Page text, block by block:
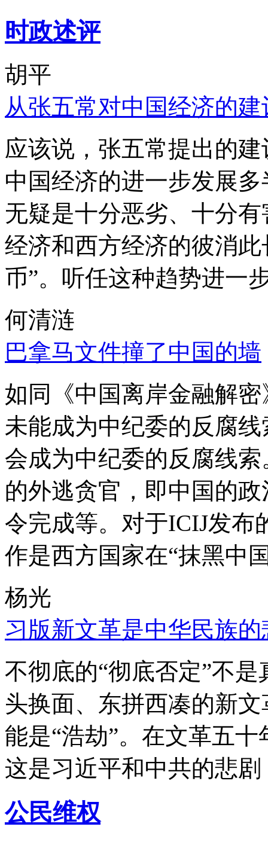
时政述评
胡平
从张五常对中国经济的
应该说，张五常提出的
中国经济的进一步发展
无疑是十分恶劣、十分
经济和西方经济的彼消
币”。听任这种趋势进一
何清涟
巴拿马文件撞了中国的墙
如同《中国离岸金融解
未能成为中纪委的反腐
会成为中纪委的反腐线
的外逃贪官，即中国的
令完成等。对于ICIJ发布
作是西方国家在“抹黑中
杨光
习版新文革是中华民族的
不彻底的“彻底否定”不
头换面、东拼西凑的新
能是“浩劫”。在文革五
这是习近平和中共的悲
公民维权